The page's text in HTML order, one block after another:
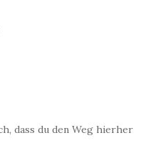
dass du den Weg hierher